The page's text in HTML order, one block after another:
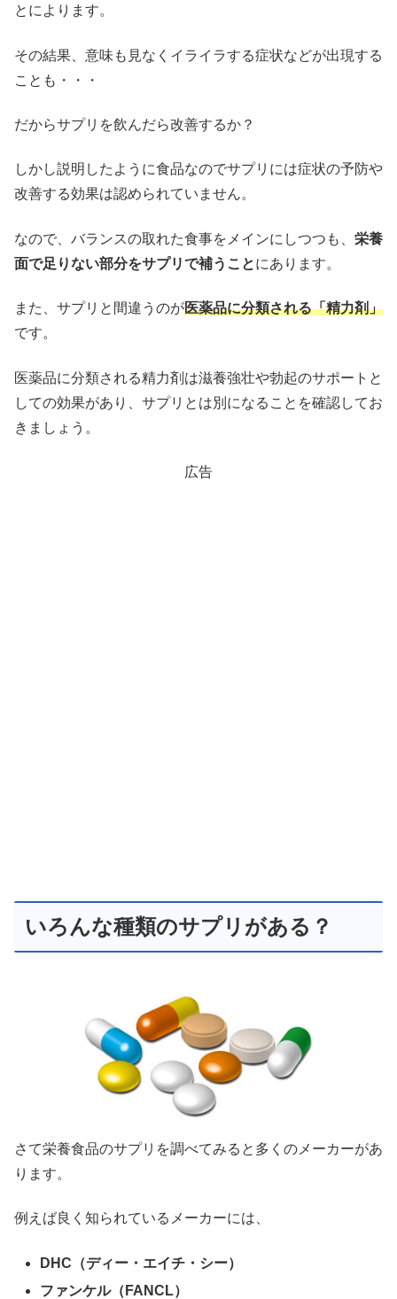
とによります。
その結果、意味も見なくイライラする症状などが出現する
ことも・・・
だからサプリを飲んだら改善するか？
しかし説明したように食品なのでサプリには症状の予防や
改善する効果は認められていません。
なので、バランスの取れた食事をメインにしつつも、 栄養
面で足りない部分をサプリで補うことにあります。
また、サプリと間違うのが医薬品に分類される「精力剤」
です。
医薬品に分類される精力剤は滋養強壮や勃起のサポートと
しての効果があり、サプリとは別になることを確認してお
きましょう。
広告
いろんな種類のサプリがある？
さて栄養食品のサプリを調べてみると多くのメーカーがあ
ります。
例えば良く知られているメーカーには、
DHC（ディー・エイチ・シー）
ファンケル（FANCL）